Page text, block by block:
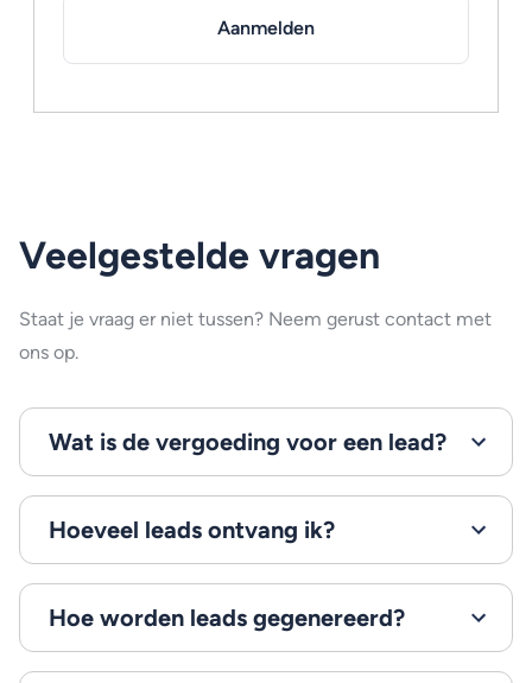
Aanmelden
Veelgestelde vragen
Staat je vraag er niet tussen? Neem gerust contact met
ons op.
Wat is de vergoeding voor een lead?
Hoeveel leads ontvang ik?
Hoe worden leads gegenereerd?